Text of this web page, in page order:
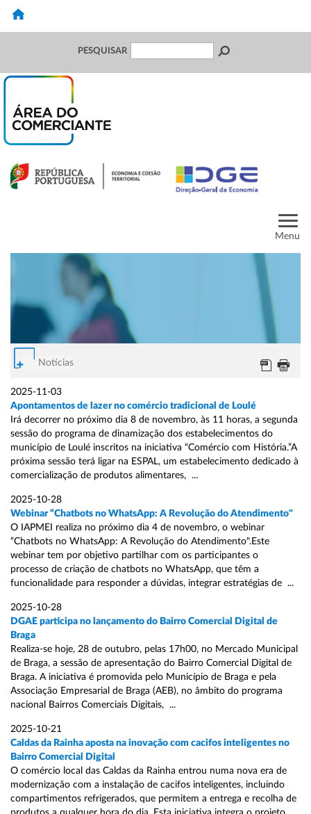
PESQUISAR
Menu
Notícias
2025-11-03
Apontamentos de lazer no comércio tradicional de Loulé
Irá decorrer no próximo dia 8 de novembro, às 11 horas, a segunda
sessão do programa de dinamização dos estabelecimentos do
município de Loulé inscritos na iniciativa “Comércio com História.”A
próxima sessão terá ligar na ESPAL, um estabelecimento dedicado à
comercialização de produtos alimentares, ...
2025-10-28
Webinar “Chatbots no WhatsApp: A Revolução do Atendimento"
O IAPMEI realiza no próximo dia 4 de novembro, o webinar
“Chatbots no WhatsApp: A Revolução do Atendimento".Este
webinar tem por objetivo partilhar com os participantes o
processo de criação de chatbots no WhatsApp, que têm a
funcionalidade para responder a dúvidas, integrar estratégias de ...
2025-10-28
DGAE participa no lançamento do Bairro Comercial Digital de
Braga
Realiza-se hoje, 28 de outubro, pelas 17h00, no Mercado Municipal
de Braga, a sessão de apresentação do Bairro Comercial Digital de
Braga. A iniciativa é promovida pelo Município de Braga e pela
Associação Empresarial de Braga (AEB), no âmbito do programa
nacional Bairros Comerciais Digitais, ...
2025-10-21
Caldas da Rainha aposta na inovação com cacifos inteligentes no
Bairro Comercial Digital
O comércio local das Caldas da Rainha entrou numa nova era de
modernização com a instalação de cacifos inteligentes, incluindo
compartimentos refrigerados, que permitem a entrega e recolha de